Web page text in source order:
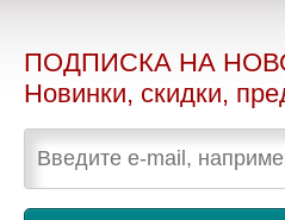
ПОДПИСКА НА
Новинки, скидки,